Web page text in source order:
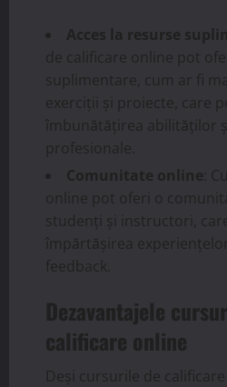
Acces la resurse
de calificare online pot
suplimentare, cum ar fi
exerciții și proiecte, care
îmbunătățirea abilităților
profesionale.
Comunitate online :
online pot oferi o
studenți și instructori,
împărtășirea
feedback.
Dezavantajele
calificare online
Deși cursurile de